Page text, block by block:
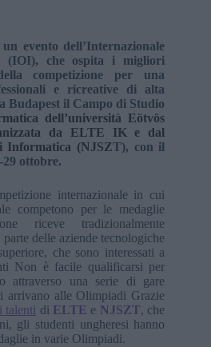
evento dell’Internazionale
(IOI), che ospita i migliori
competizione per una
e ricreative di alta
Budapest il Campo di Studio
dell’università Eötvös
da ELTE IK e dal
Informatica (NJSZT), con il
ottobre.
internazionale in cui
competono per le medaglie
riceve tradizionalmente
delle aziende tecnologiche
che sono interessati a
Non è facile qualificarsi per
attraverso una serie di gare
arrivano alle Olimpiadi Grazie
talenti di ELTE e NJSZT, che
gli studenti ungheresi hanno
in varie Olimpiadi.